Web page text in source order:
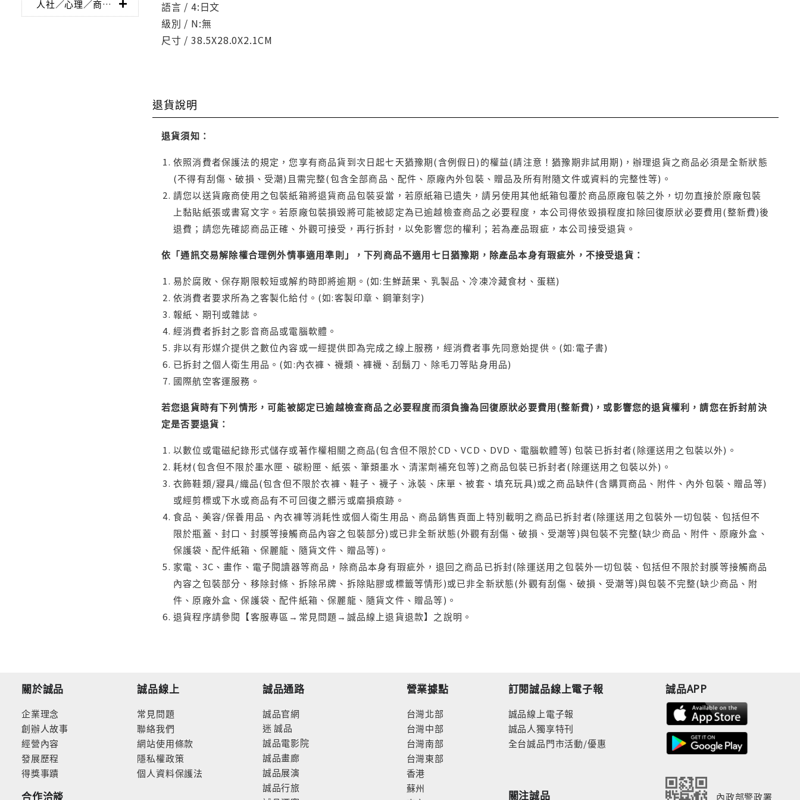
人社／心理／商業／其他
語言 / 4:日文
級別 / N:無
尺寸 / 38.5X28.0X2.1CM
退貨說明
退貨須知：
依照消費者保護法的規定，您享有商品貨到次日起七天猶豫期(含例假日)的權益(請注意！猶豫期非試用期)，辦理退貨之商品必須是全新狀態
(不得有刮傷、破損、受潮)且需完整(包含全部商品、配件、原廠內外包裝、贈品及所有附隨文件或資料的完整性等)。
請您以送貨廠商使用之包裝紙箱將退貨商品包裝妥當，若原紙箱已遺失，請另使用其他紙箱包覆於商品原廠包裝之外，切勿直接於原廠包裝
上黏貼紙張或書寫文字。若原廠包裝損毀將可能被認定為已逾越檢查商品之必要程度，本公司得依毀損程度扣除回復原狀必要費用(整新費)後
退費；請您先確認商品正確、外觀可接受，再行拆封，以免影響您的權利；若為產品瑕疵，本公司接受退貨。
依「通訊交易解除權合理例外情事適用準則」，下列商品不適用七日猶豫期，除產品本身有瑕疵外，不接受退貨：
易於腐敗、保存期限較短或解約時即將逾期。(如:生鮮蔬果、乳製品、冷凍冷藏食材、蛋糕)
依消費者要求所為之客製化給付。(如:客製印章、鋼筆刻字)
報紙、期刊或雜誌。
經消費者拆封之影音商品或電腦軟體。
非以有形媒介提供之數位內容或一經提供即為完成之線上服務，經消費者事先同意始提供。(如:電子書)
已拆封之個人衛生用品。(如:內衣褲、襪類、褲襪、刮鬍刀、除毛刀等貼身用品)
國際航空客運服務。
若您退貨時有下列情形，可能被認定已逾越檢查商品之必要程度而須負擔為回復原狀必要費用(整新費)，或影響您的退貨權利，請您在拆封前決
定是否要退貨：
以數位或電磁紀錄形式儲存或著作權相關之商品(包含但不限於CD、VCD、DVD、電腦軟體等) 包裝已拆封者(除運送用之包裝以外)。
耗材(包含但不限於墨水匣、碳粉匣、紙張、筆類墨水、清潔劑補充包等)之商品包裝已拆封者(除運送用之包裝以外)。
衣飾鞋類/寢具/織品(包含但不限於衣褲、鞋子、襪子、泳裝、床單、被套、填充玩具)或之商品缺件(含購買商品、附件、內外包裝、贈品等)
或經剪標或下水或商品有不可回復之髒污或磨損痕跡。
食品、美容/保養用品、內衣褲等消耗性或個人衛生用品、商品銷售頁面上特別載明之商品已拆封者(除運送用之包裝外一切包裝、包括但不
限於瓶蓋、封口、封膜等接觸商品內容之包裝部分)或已非全新狀態(外觀有刮傷、破損、受潮等)與包裝不完整(缺少商品、附件、原廠外盒、
保護袋、配件紙箱、保麗龍、隨貨文件、贈品等)。
家電、3C、畫作、電子閱讀器等商品，除商品本身有瑕疵外，退回之商品已拆封(除運送用之包裝外一切包裝、包括但不限於封膜等接觸商品
內容之包裝部分、移除封條、拆除吊牌、拆除貼膠或標籤等情形)或已非全新狀態(外觀有刮傷、破損、受潮等)與包裝不完整(缺少商品、附
件、原廠外盒、保護袋、配件紙箱、保麗龍、隨貨文件、贈品等)。
退貨程序請參閱【客服專區→常見問題→誠品線上退貨退款】之說明。
關於誠品
企業理念
創辦人故事
經營內容
發展歷程
得獎事蹟
合作洽談
誠品線上
常見問題
聯絡我們
網站使用條款
隱私權政策
個人資料保護法
誠品通路
誠品官網
迷 誠品
誠品電影院
誠品畫廊
誠品展演
誠品行旅
營業據點
台灣北部
台灣中部
台灣南部
台灣東部
香港
蘇州
訂閱誠品線上電子報
誠品線上電子報
誠品人獨享特刊
全台誠品門市活動/優惠
關注誠品
誠品APP
內政部警政署